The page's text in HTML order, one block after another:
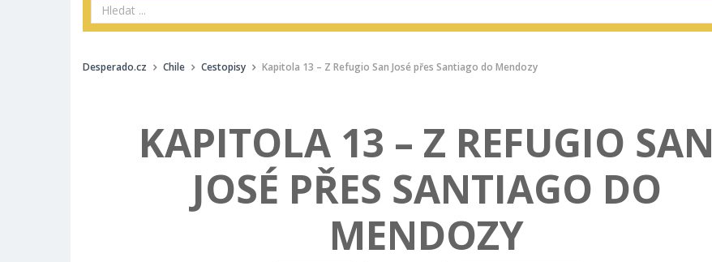
Desperado.cz Chile Cestopisy Kapitola 13 – Z Refugio San José přes Santiago do Mendozy
KAPITOLA 13 – Z REFUGIO SAN
JOSÉ PŘES SANTIAGO DO
MENDOZY